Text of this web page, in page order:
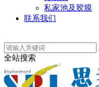
私家池及胶膜
联系我们
全站搜索